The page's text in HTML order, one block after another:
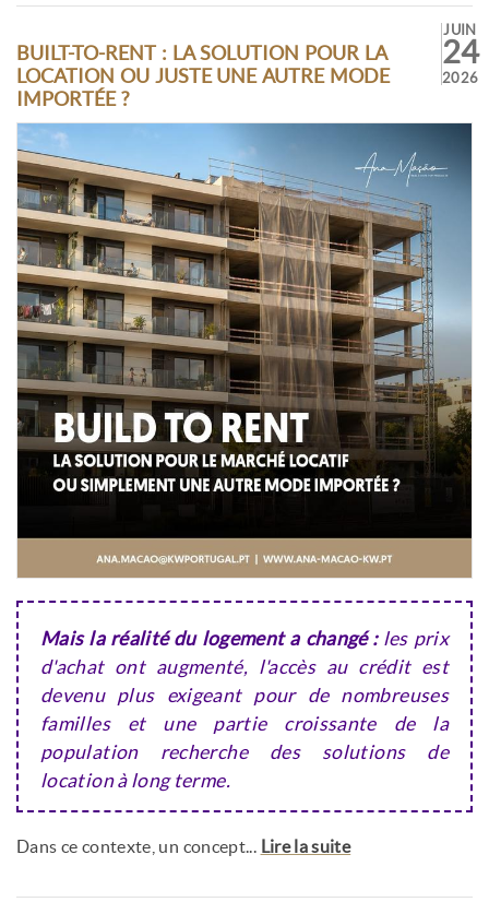
BUILT-TO-RENT : LA SOLUTION POUR LA
LOCATION OU JUSTE UNE AUTRE MODE
IMPORTÉE ?
JUIN
24
2026
Mais la réalité du logement a changé :les prix
d'achat ont augmenté, l'accès au crédit est
devenu plus exigeant pour de nombreuses
familles et une partie croissante de la
population recherche des solutions de
location à long terme.
Dans ce contexte, un concept... Lire la suite